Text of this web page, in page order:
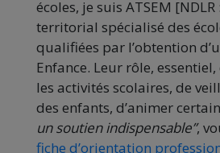
écoles, je suis ATSEM [NDLR
territorial spécialisé des
qualifiées par l’obtention
Enfance. Leur rôle,
les activités scolaires, de
des enfants, d’animer
un soutien indispensable”,
fiche d’orientation